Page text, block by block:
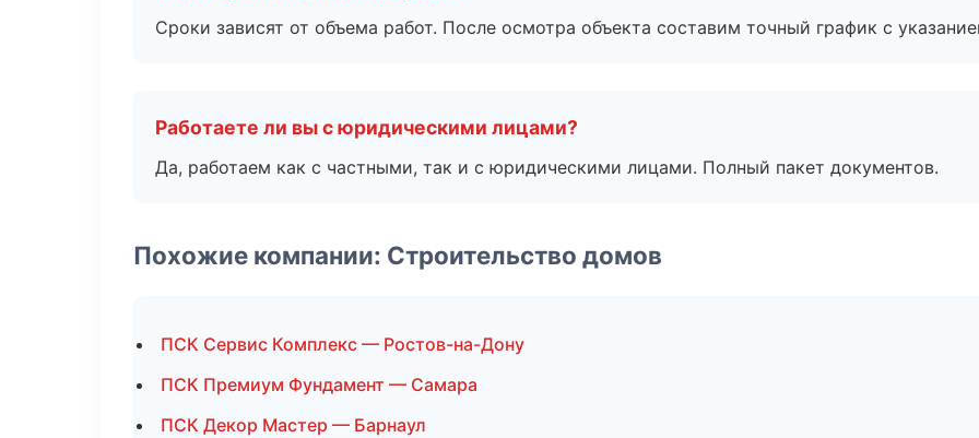
Сроки зависят от объема работ. После осмотра объекта составим точный график с
Работаете ли вы с юридическими лицами?
Да, работаем как с частными, так и с юридическими лицами. Полный пакет документов.
Похожие компании: Строительство домов
ПСК Сервис Комплекс — Ростов-на-Дону
ПСК Премиум Фундамент — Самара
ПСК Декор Мастер — Барнаул